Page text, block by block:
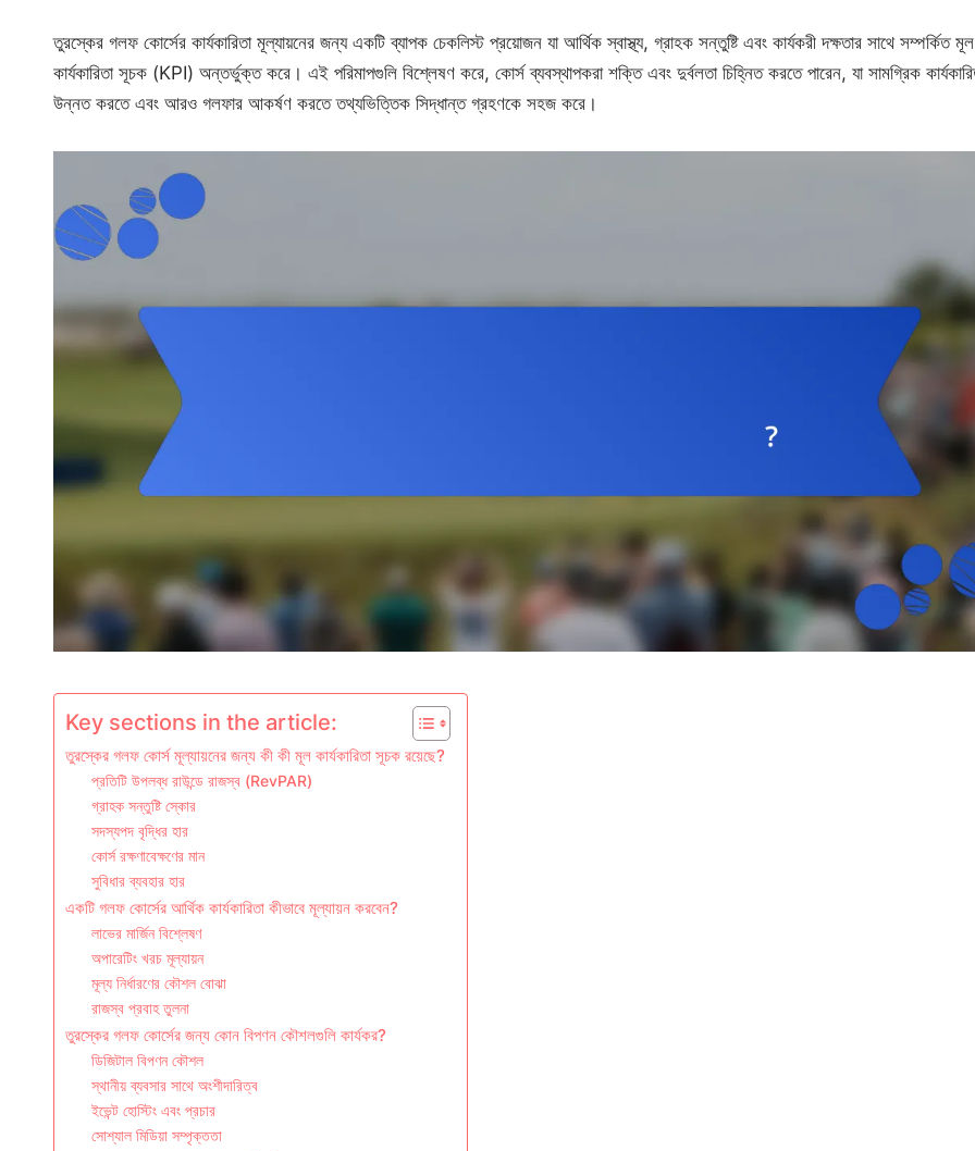
তুরস্কের গলফ কোর্সের কার্যকারিতা মূল্যায়নের জন্য একটি ব্যাপক চেকলিস্ট প্রয়োজন যা আর্থিক স্বাস্থ্য, গ্রাহক সন্তুষ্টি এবং কার্যকরী দক্ষতার সাথে সম্পর্কিত মূল
কার্যকারিতা সূচক (KPI) অন্তর্ভুক্ত করে। এই পরিমাপগুলি বিশ্লেষণ করে, কোর্স ব্যবস্থাপকরা শক্তি এবং দুর্বলতা চিহ্নিত করতে পারেন, যা সামগ্রিক
উন্নত করতে এবং আরও গলফার আকর্ষণ করতে তথ্যভিত্তিক সিদ্ধান্ত গ্রহণকে সহজ করে।
Key sections in the article:
তুরস্কের গলফ কোর্স মূল্যায়নের জন্য কী কী মূল কার্যকারিতা সূচক রয়েছে?
প্রতিটি উপলব্ধ রাউন্ডে রাজস্ব (RevPAR)
গ্রাহক সন্তুষ্টি স্কোর
সদস্যপদ বৃদ্ধির হার
কোর্স রক্ষণাবেক্ষণের মান
সুবিধার ব্যবহার হার
একটি গলফ কোর্সের আর্থিক কার্যকারিতা কীভাবে মূল্যায়ন করবেন?
লাভের মার্জিন বিশ্লেষণ
অপারেটিং খরচ মূল্যায়ন
মূল্য নির্ধারণের কৌশল বোঝা
রাজস্ব প্রবাহ তুলনা
তুরস্কের গলফ কোর্সের জন্য কোন বিপণন কৌশলগুলি কার্যকর?
ডিজিটাল বিপণন কৌশল
স্থানীয় ব্যবসার সাথে অংশীদারিত্ব
ইভেন্ট হোস্টিং এবং প্রচার
সোশ্যাল মিডিয়া সম্পৃক্ততা